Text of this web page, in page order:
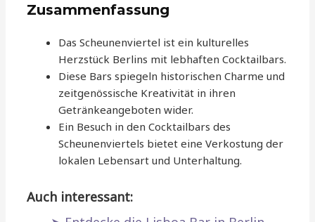
Zusammenfassung
Das Scheunenviertel ist ein kulturelles
Herzstück Berlins mit lebhaften Cocktailbars.
Diese Bars spiegeln historischen Charme und
zeitgenössische Kreativität in ihren
Getränkeangeboten wider.
Ein Besuch in den Cocktailbars des
Scheunenviertels bietet eine Verkostung der
lokalen Lebensart und Unterhaltung.
Auch interessant: